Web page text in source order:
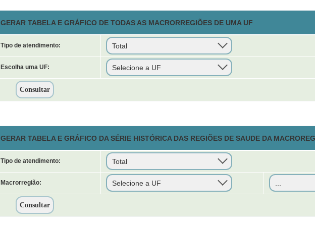
GERAR TABELA E GRÁFICO DE TODAS AS MACRORREGIÕES DE UMA UF
Tipo de atendimento:
Escolha uma UF:
GERAR TABELA E GRÁFICO DA SÉRIE HISTÓRICA DAS REGIÕES DE SAUDE DA
Tipo de atendimento:
Macrorregião: